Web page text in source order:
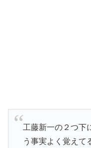
工藤新一の２つ下
う事実よく覚えて